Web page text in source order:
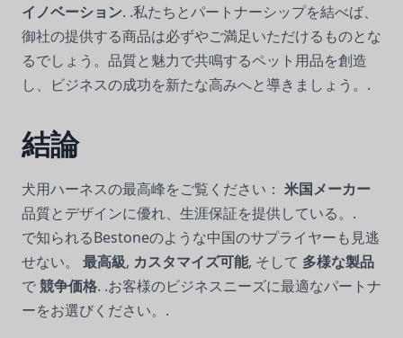
イノベーション. .私たちとパートナーシップを結べば、
御社の提供する商品は必ずやご満足いただけるものとな
るでしょう。品質と魅力で共鳴するペット用品を創造
し、ビジネスの成功を新たな高みへと導きましょう。.
結論
犬用ハーネスの最高峰をご覧ください： 米国メーカー
品質とデザインに優れ、生涯保証を提供している。.
で知られるBestoneのような中国のサプライヤーも見逃
せない。 最高級, カスタマイズ可能, そして 多様な製品
で競争価格. .お客様のビジネスニーズに最適なパートナ
ーをお選びください。.